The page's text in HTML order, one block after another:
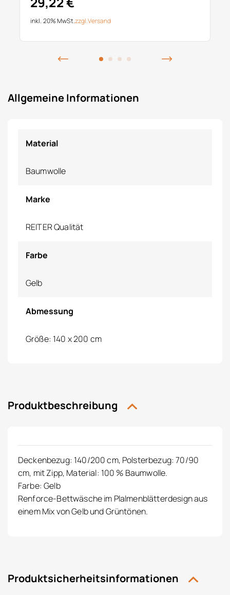
inkl. 20% MwSt.zzgl.Versand
Allgemeine Informationen
Material
Baumwolle
Marke
REITER Qualität
Farbe
Gelb
Abmessung
Größe: 140 x 200 cm
Produktbeschreibung
Deckenbezug: 140/200 cm, Polsterbezug: 70/90
cm, mit Zipp, Material: 100 % Baumwolle.
Farbe: Gelb
Renforce-Bettwäsche im Plalmenblätterdesign aus
einem Mix von Gelb und Grüntönen.
Produktsicherheitsinformationen